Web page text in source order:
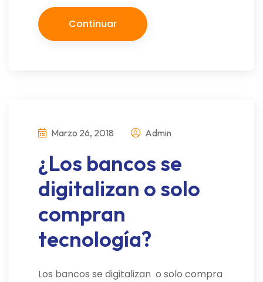
Continuar
Marzo 26, 2018 Admin
¿Los bancos se
digitalizan o solo
compran
tecnología?
Los bancos se digitalizan o solo compra